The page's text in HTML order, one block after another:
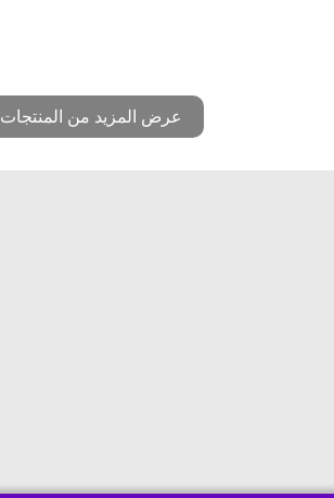
عرض المزيد من المنتجات